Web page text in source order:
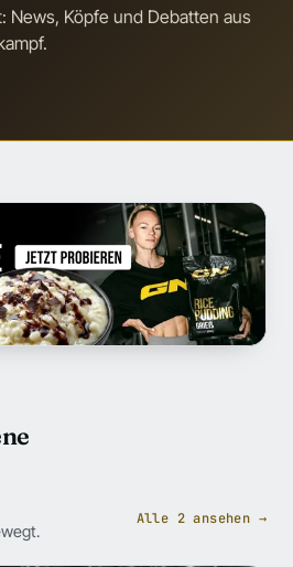
News, Köpfe und Debatten aus
Alle 2 ansehen →